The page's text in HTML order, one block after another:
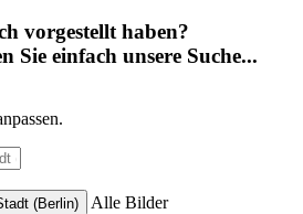
vorgestellt haben?
Sie einfach unsere Suche...
(Berlin)
Alle Bilder